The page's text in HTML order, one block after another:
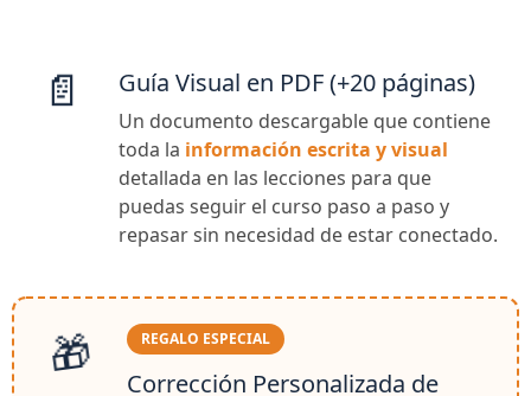
📄 Guía Visual en PDF (+20 páginas)
Un documento descargable que contiene
toda la información escrita y visual
detallada en las lecciones para que
puedas seguir el curso paso a paso y
repasar sin necesidad de estar conectado.
🎁 REGALO ESPECIAL
Corrección Personalizada de